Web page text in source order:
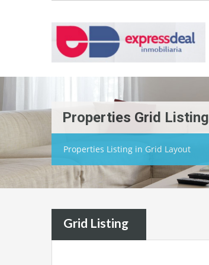
Properties Grid Listing
Properties Listing in Grid Layout
Grid Listing